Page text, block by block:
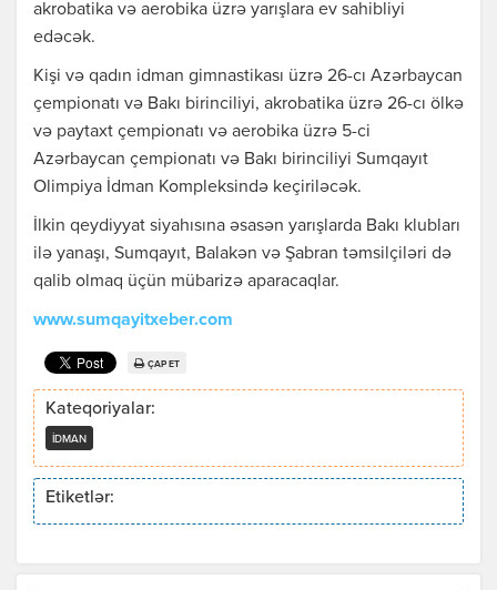
akrobatika və aerobika üzrə yarışlara ev sahibliyi
edəcək.
Kişi və qadın idman gimnastikası üzrə 26-cı Azərbaycan
çempionatı və Bakı birinciliyi, akrobatika üzrə 26-cı ölkə
və paytaxt çempionatı və aerobika üzrə 5-ci
Azərbaycan çempionatı və Bakı birinciliyi Sumqayıt
Olimpiya İdman Kompleksində keçiriləcək.
İlkin qeydiyyat siyahısına əsasən yarışlarda Bakı klubları
ilə yanaşı, Sumqayıt, Balakən və Şabran təmsilçiləri də
qalib olmaq üçün mübarizə aparacaqlar.
www.sumqayitxeber.com
ÇAP ET
Kateqoriyalar:
İDMAN
Etiketlər: